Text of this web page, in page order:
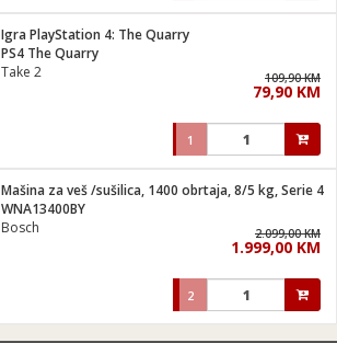
Igra PlayStation 4: The Quarry
PS4 The Quarry
Take 2
109,90 KM
79,90 KM
1
Mašina za veš /sušilica, 1400 obrtaja, 8/5 kg, Serie 4
WNA13400BY
Bosch
2.099,00 KM
1.999,00 KM
2